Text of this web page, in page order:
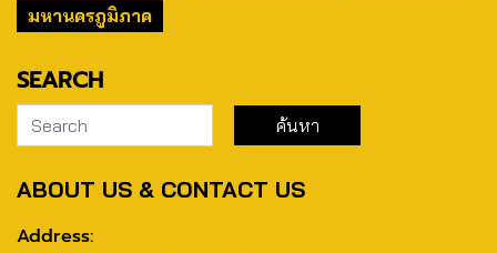
มหานครภูมิภาค
SEARCH
ABOUT US & CONTACT US
Address: